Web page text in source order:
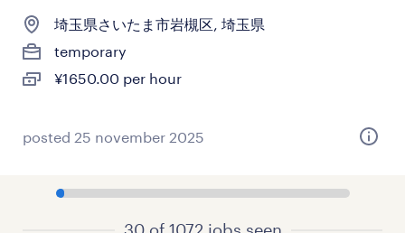
埼玉県さいたま市岩槻区, 埼玉県
temporary
¥1650.00 per hour
posted 25 november 2025